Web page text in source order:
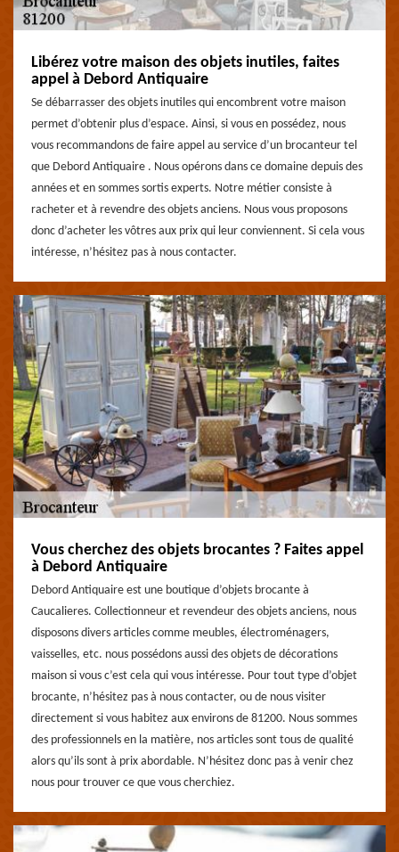
Libérez votre maison des objets inutiles, faites
appel à Debord Antiquaire
Se débarrasser des objets inutiles qui encombrent votre maison
permet d’obtenir plus d’espace. Ainsi, si vous en possédez, nous
vous recommandons de faire appel au service d’un brocanteur tel
que Debord Antiquaire . Nous opérons dans ce domaine depuis des
années et en sommes sortis experts. Notre métier consiste à
racheter et à revendre des objets anciens. Nous vous proposons
donc d’acheter les vôtres aux prix qui leur conviennent. Si cela vous
intéresse, n’hésitez pas à nous contacter.
Vous cherchez des objets brocantes ? Faites appel
à Debord Antiquaire
Debord Antiquaire est une boutique d’objets brocante à
Caucalieres. Collectionneur et revendeur des objets anciens, nous
disposons divers articles comme meubles, électroménagers,
vaisselles, etc. nous possédons aussi des objets de décorations
maison si vous c’est cela qui vous intéresse. Pour tout type d’objet
brocante, n’hésitez pas à nous contacter, ou de nous visiter
directement si vous habitez aux environs de 81200. Nous sommes
des professionnels en la matière, nos articles sont tous de qualité
alors qu’ils sont à prix abordable. N’hésitez donc pas à venir chez
nous pour trouver ce que vous cherchiez.